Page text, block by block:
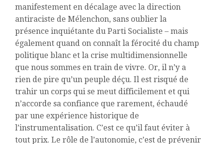
manifestement en décalage avec la direction
antiraciste de Mélenchon, sans oublier la
présence inquiétante du Parti Socialiste – mais
également quand on connaît la férocité du champ
politique blanc et la crise multidimensionnelle
que nous sommes en train de vivre. Or, il n’y a
rien de pire qu’un peuple déçu. Il est risqué de
trahir un corps qui se meut difficilement et qui
n’accorde sa confiance que rarement, échaudé
par une expérience historique de
l’instrumentalisation. C’est ce qu’il faut éviter à
tout prix. Le rôle de l’autonomie, c’est de prévenir